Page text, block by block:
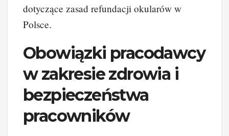
dotyczące zasad refundacji okularów w
Polsce.
Obowiązki pracodawcy
w zakresie zdrowia i
bezpieczeństwa
pracowników